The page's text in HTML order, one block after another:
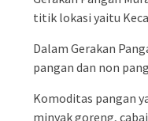
titik lokasi yaitu
Dalam Gerakan
pangan dan non
Komoditas pangan
minyak goreng,